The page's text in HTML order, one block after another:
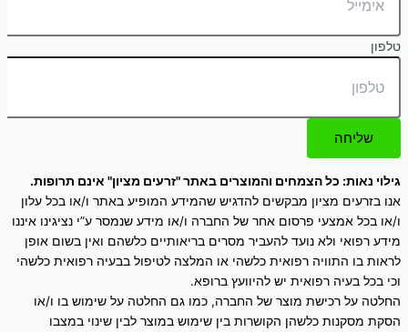
טלפון
שליחה
גילוי נאות: כל הצמחים והמוצרים באתר "זרעים מציון" אינם תרופות.
אנו בזרעים מציון מבקשים להדגיש שהמידע המופיע באתר ו/או בכל עלון
ו/או בכל אמצעי פרסום אחר של החברה ו/או מידע שנמסר ע”י נציגינו איננו
מידע רפואי ולא נועד להעביר מסרים בריאותיים כלשהם ואין בשום אופן
לראות בו התוויה רפואית כלשהי או המלצה לטיפול בבעיה רפואית כלשהי
וכי בכל בעיה רפואית יש להיוועץ ברופא.
החלטה על רכישת מוצר של החברה, כמו גם החלטה על שימוש בו ו/או
הסקת מסקנות כלשהן הקושרות בין שימוש במוצר לבין שינוי במצבו